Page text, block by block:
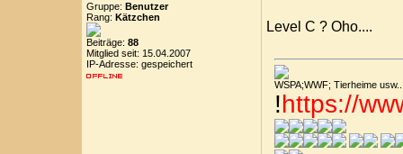
Gruppe: Benutzer
Rang: Kätzchen
Beiträge: 88
Mitglied seit: 15.04.2007
IP-Adresse: gespeichert
Level C ? Oho....
WSPA;WWF; Tierheime
!https://